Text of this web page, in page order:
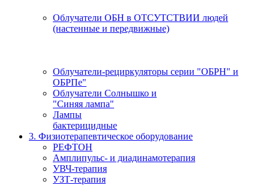
Облучатели ОБН в ОТСУТСТВИИ людей
(настенные и передвижные)
Облучатели-рециркуляторы серии "ОБРН" и
ОБРПе"
Облучатели Солнышко и
"Синяя лампа"
Лампы
бактерицидные
3. Физиотерапевтическое оборудование
РЕФТОН
Амплипульс- и диадинамотерапия
УВЧ-терапия
УЗТ-терапия